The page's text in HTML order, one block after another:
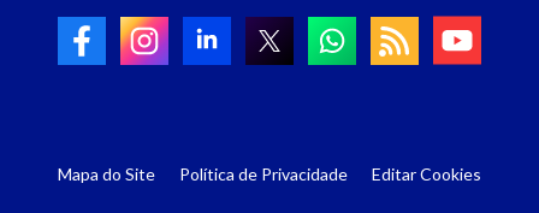
Mapa do Site Política de Privacidade Editar Cookies